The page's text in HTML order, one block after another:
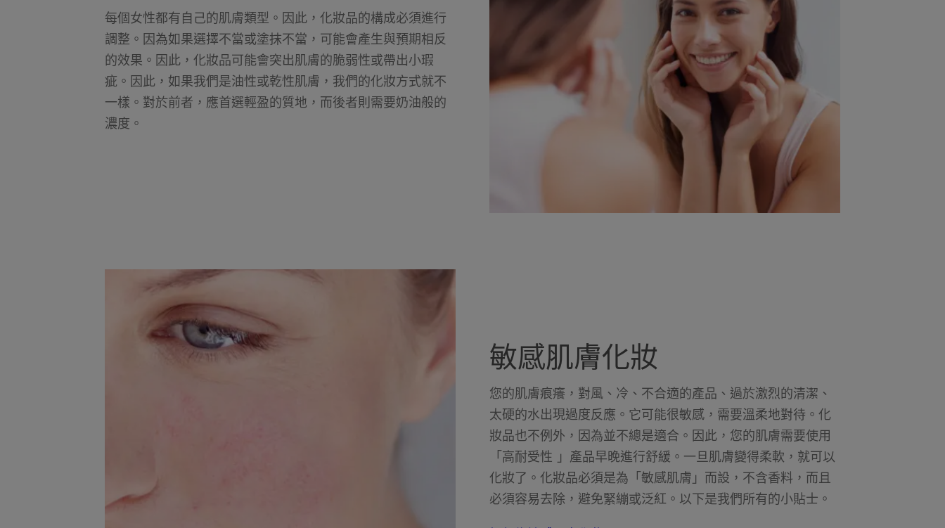
每個女性都有自己的肌膚類型。因此，化妝品的構成必須進行
調整。因為如果選擇不當或塗抹不當，可能會產生與預期相反
的效果。因此，化妝品可能會突出肌膚的脆弱性或帶出小瑕
疵。因此，如果我們是油性或乾性肌膚，我們的化妝方式就不
一樣。對於前者，應首選輕盈的質地，而後者則需要奶油般的
濃度。
敏感肌膚化妝
您的肌膚痕癢，對風、冷、不合適的產品、過於激烈的清潔、
太硬的水出現過度反應。它可能很敏感，需要溫柔地對待。化
妝品也不例外，因為並不總是適合。因此，您的肌膚需要使用
「高耐受性 」產品早晚進行舒緩。一旦肌膚變得柔軟，就可以
化妝了。化妝品必須是為「敏感肌膚」而設，不含香料，而且
必須容易去除，避免緊繃或泛紅。以下是我們所有的小貼士。